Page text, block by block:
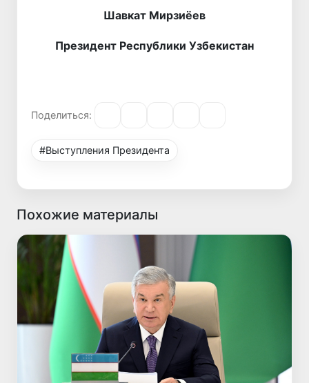
Шавкат Мирзиёев
Президент Республики Узбекистан
Поделиться:
#Выступления Президента
Похожие материалы